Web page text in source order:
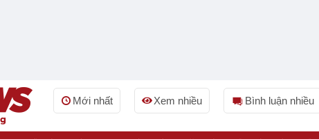
Mới nhất Xem nhiều Bình luận nhiều